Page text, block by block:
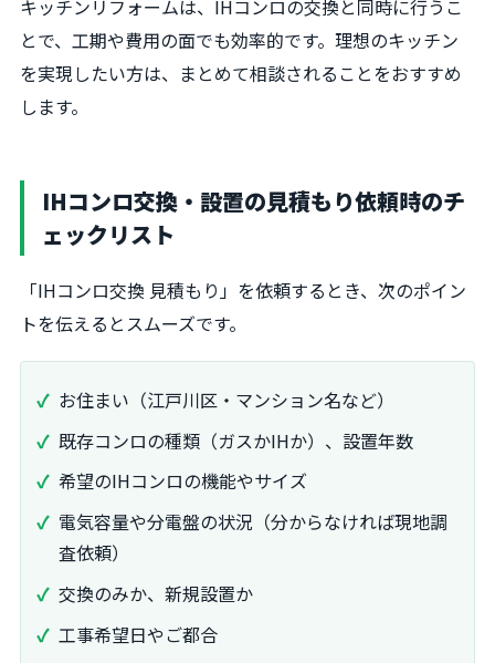
キッチンリフォームは、IHコンロの交換と同時に行うこ
とで、工期や費用の面でも効率的です。理想のキッチン
を実現したい方は、まとめて相談されることをおすすめ
します。
IHコンロ交換・設置の見積もり依頼時のチ
ェックリスト
「IHコンロ交換 見積もり」を依頼するとき、次のポイン
トを伝えるとスムーズです。
お住まい（江戸川区・マンション名など）
既存コンロの種類（ガスかIHか）、設置年数
希望のIHコンロの機能やサイズ
電気容量や分電盤の状況（分からなければ現地調
査依頼）
交換のみか、新規設置か
工事希望日やご都合